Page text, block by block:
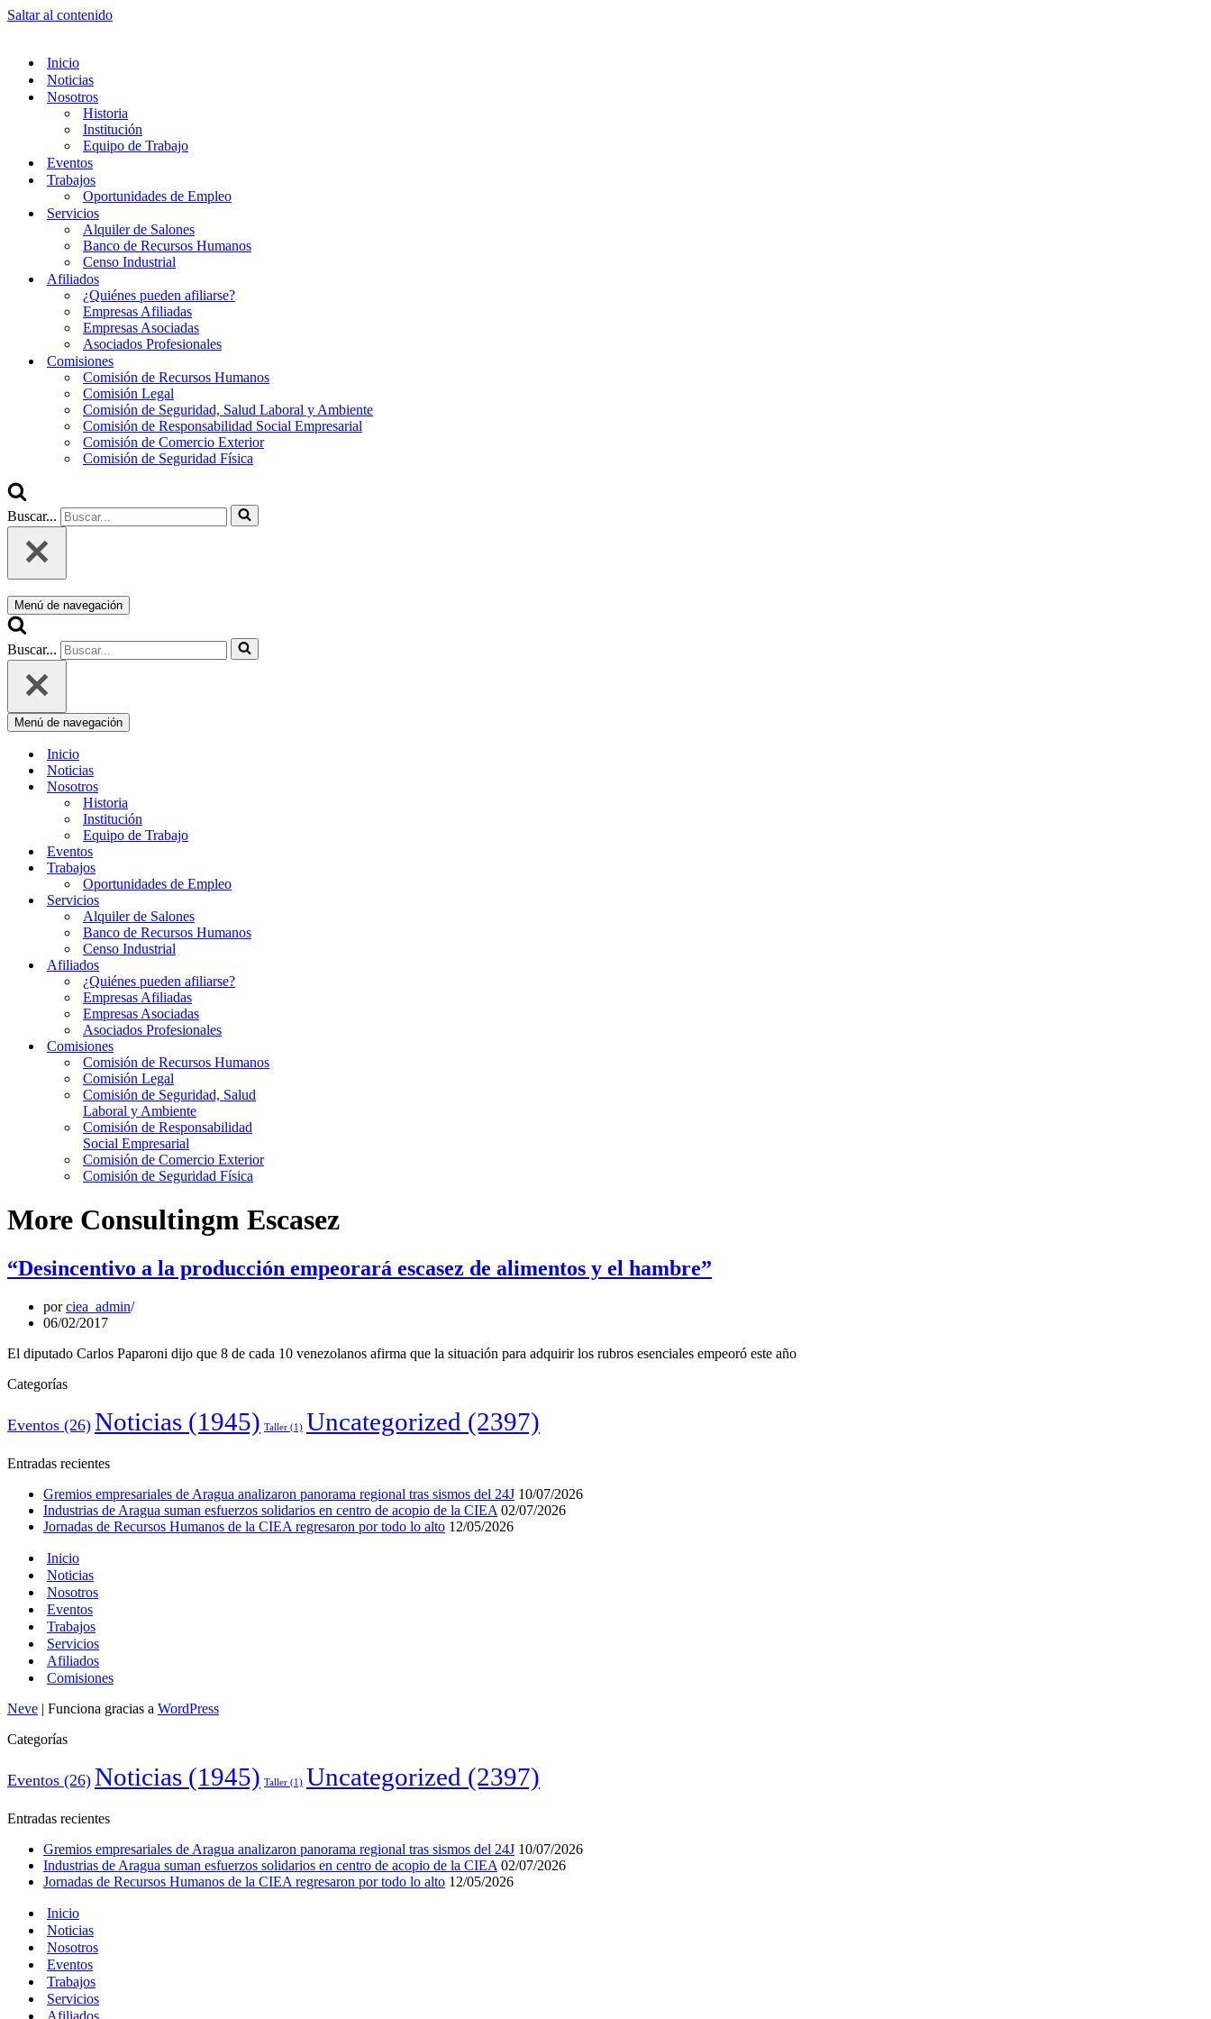
Saltar al contenido
Inicio
Noticias
Nosotros
Historia
Institución
Equipo de Trabajo
Eventos
Trabajos
Oportunidades de Empleo
Servicios
Alquiler de Salones
Banco de Recursos Humanos
Censo Industrial
Afiliados
¿Quiénes pueden afiliarse?
Empresas Afiliadas
Empresas Asociadas
Asociados Profesionales
Comisiones
Comisión de Recursos Humanos
Comisión Legal
Comisión de Seguridad, Salud Laboral y Ambiente
Comisión de Responsabilidad Social Empresarial
Comisión de Comercio Exterior
Comisión de Seguridad Física
Buscar...
Menú de navegación
Buscar...
Menú de navegación
Inicio
Noticias
Nosotros
Historia
Institución
Equipo de Trabajo
Eventos
Trabajos
Oportunidades de Empleo
Servicios
Alquiler de Salones
Banco de Recursos Humanos
Censo Industrial
Afiliados
¿Quiénes pueden afiliarse?
Empresas Afiliadas
Empresas Asociadas
Asociados Profesionales
Comisiones
Comisión de Recursos Humanos
Comisión Legal
Comisión de Seguridad, Salud
Laboral y Ambiente
Comisión de Responsabilidad
Social Empresarial
Comisión de Comercio Exterior
Comisión de Seguridad Física
More Consultingm Escasez
“Desincentivo a la producción empeorará escasez de alimentos y el hambre”
porciea_admin
06/02/2017
El diputado Carlos Paparoni dijo que 8 de cada 10 venezolanos afirma que la situación para adquirir los rubros esenciales empeoró este año
Categorías
Eventos (26) Noticias (1945) Taller (1) Uncategorized (2397)
Entradas recientes
Gremios empresariales de Aragua analizaron panorama regional tras sismos del 24J 10/07/2026
Industrias de Aragua suman esfuerzos solidarios en centro de acopio de la CIEA 02/07/2026
Jornadas de Recursos Humanos de la CIEA regresaron por todo lo alto 12/05/2026
Inicio
Noticias
Nosotros
Eventos
Trabajos
Servicios
Afiliados
Comisiones
Neve | Funciona gracias a WordPress
Categorías
Eventos (26) Noticias (1945) Taller (1) Uncategorized (2397)
Entradas recientes
Gremios empresariales de Aragua analizaron panorama regional tras sismos del 24J 10/07/2026
Industrias de Aragua suman esfuerzos solidarios en centro de acopio de la CIEA 02/07/2026
Jornadas de Recursos Humanos de la CIEA regresaron por todo lo alto 12/05/2026
Inicio
Noticias
Nosotros
Eventos
Trabajos
Servicios
Afiliados